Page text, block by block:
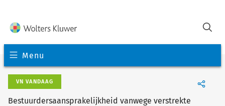
Menu
VN VANDAAG
Bestuurdersaansprakelijkheid vanwege verstrekte